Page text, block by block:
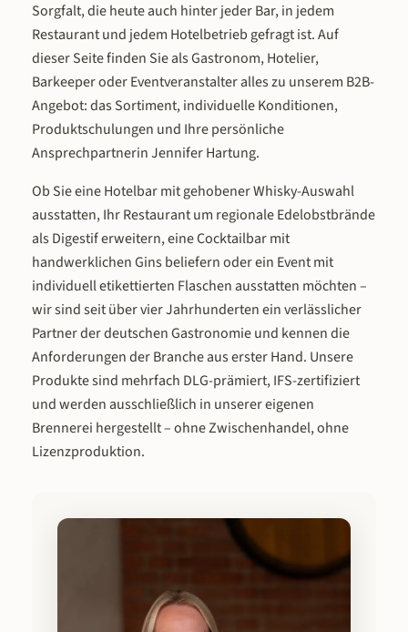
Sorgfalt, die heute auch hinter jeder Bar, in jedem
Restaurant und jedem Hotelbetrieb gefragt ist. Auf
dieser Seite finden Sie als Gastronom, Hotelier,
Barkeeper oder Eventveranstalter alles zu unserem B2B-
Angebot: das Sortiment, individuelle Konditionen,
Produktschulungen und Ihre persönliche
Ansprechpartnerin Jennifer Hartung.
Ob Sie eine Hotelbar mit gehobener Whisky-Auswahl
ausstatten, Ihr Restaurant um regionale Edelobstbrände
als Digestif erweitern, eine Cocktailbar mit
handwerklichen Gins beliefern oder ein Event mit
individuell etikettierten Flaschen ausstatten möchten –
wir sind seit über vier Jahrhunderten ein verlässlicher
Partner der deutschen Gastronomie und kennen die
Anforderungen der Branche aus erster Hand. Unsere
Produkte sind mehrfach DLG-prämiert, IFS-zertifiziert
und werden ausschließlich in unserer eigenen
Brennerei hergestellt – ohne Zwischenhandel, ohne
Lizenzproduktion.